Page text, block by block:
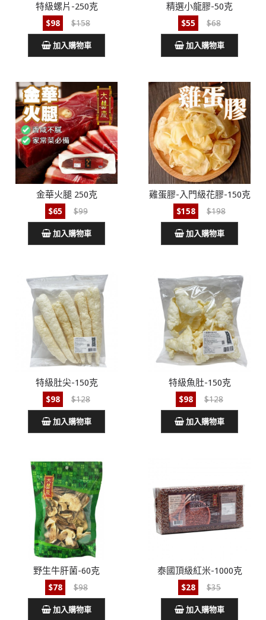
特級螺片-250克
$98 $158
加入購物車
精選小龍膠-50克
$55 $68
加入購物車
金華火腿 250克
$65 $99
加入購物車
雞蛋膠-入門級花膠-150克
$158 $198
加入購物車
特級肚尖-150克
$98 $128
加入購物車
特級魚肚-150克
$98 $128
加入購物車
野生牛肝菌-60克
$78 $98
加入購物車
泰國頂級紅米-1000克
$28 $35
加入購物車